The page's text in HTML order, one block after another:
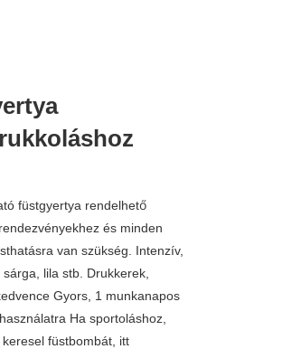
füstgyertya rendelhető
és minden
van szükség. Intenzív,
lila stb. Drukkerek,
Gyors, 1 munkanapos
Ha sportoláshoz,
füstbombát, itt